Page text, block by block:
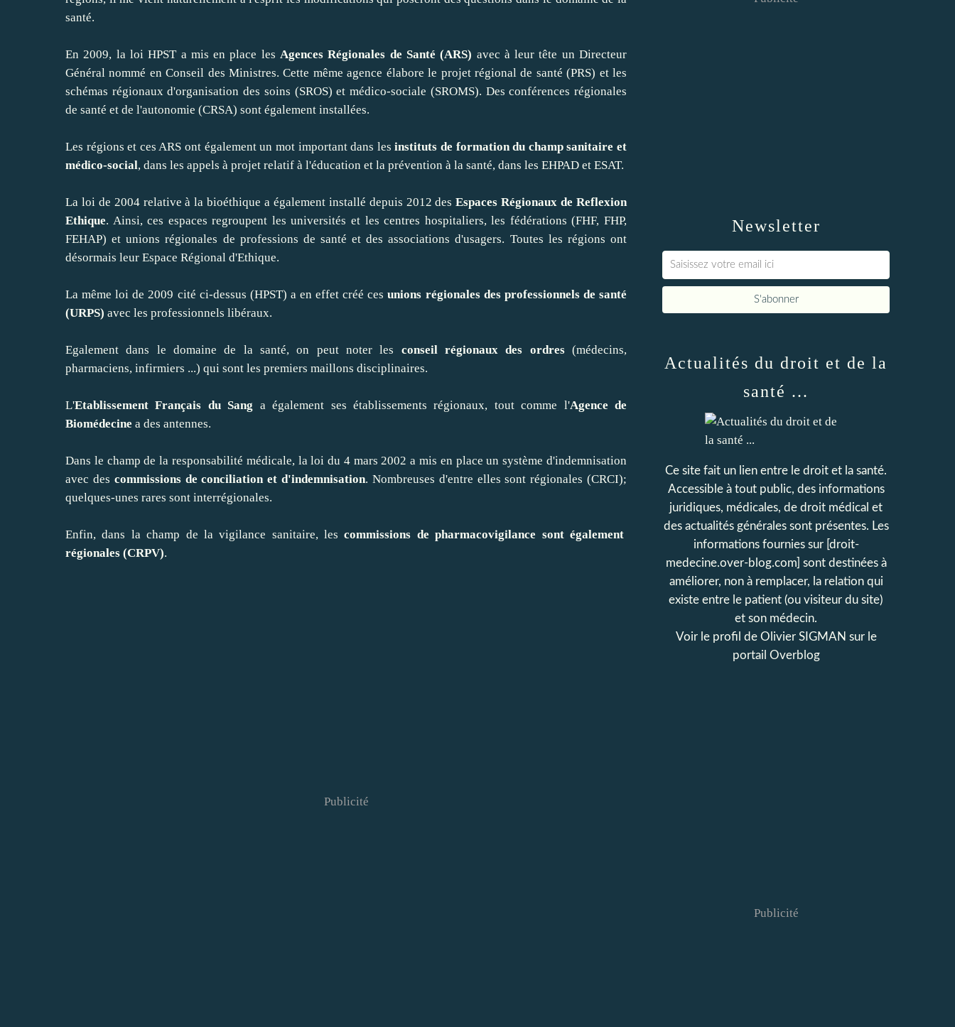
santé.
En 2009, la loi HPST a mis en place les Agences Régionales de Santé (ARS) avec à leur tête un Directeur
Général nommé en Conseil des Ministres. Cette même agence élabore le projet régional de santé (PRS) et les
schémas régionaux d'organisation des soins (SROS) et médico-sociale (SROMS). Des conférences régionales
de santé et de l'autonomie (CRSA) sont également installées.
Les régions et ces ARS ont également un mot important dans lesinstituts de formation du champ sanitaire et
médico-social, dans les appels à projet relatif à l'éducation et la prévention à la santé, dans les EHPAD et ESAT.
La loi de 2004 relative à la bioéthique a également installé depuis 2012 desEspaces Régionaux de Reflexion
Ethique. Ainsi, ces espaces regroupent les universités et les centres hospitaliers, les fédérations (FHF, FHP,
FEHAP) et unions régionales de professions de santé et des associations d'usagers. Toutes les régions ont
désormais leur Espace Régional d'Ethique.
La même loi de 2009 cité ci-dessus (HPST) a en effet créé cesunions régionales des professionnels de santé
(URPS) avec les professionnels libéraux.
Egalement dans le domaine de la santé, on peut noter les conseil régionaux des ordres(médecins,
pharmaciens, infirmiers ...) qui sont les premiers maillons disciplinaires.
L'Etablissement Français du Sang a également ses établissements régionaux, tout comme l'Agence de
Biomédecine a des antennes.
Dans le champ de la responsabilité médicale, la loi du 4 mars 2002 a mis en place un système d'indemnisation
avec des commissions de conciliation et d'indemnisation. Nombreuses d'entre elles sont régionales (CRCI);
quelques-unes rares sont interrégionales.
Enfin, dans la champ de la vigilance sanitaire, lescommissions de pharmacovigilance sont également
régionales (CRPV).
Publicité
Newsletter
Actualités du droit et de la
santé ...
Ce site fait un lien entre le droit et la santé.
Accessible à tout public, des informations
juridiques, médicales, de droit médical et
des actualités générales sont présentes. Les
informations fournies sur [droit-
medecine.over-blog.com] sont destinées à
améliorer, non à remplacer, la relation qui
existe entre le patient (ou visiteur du site)
et son médecin.
Voir le profil de Olivier SIGMAN sur le
portail Overblog
Publicité